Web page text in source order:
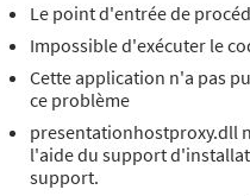
Le point d'entrée de
Impossible d'exécuter le
Cette application n'a pas
ce problème
presentationhostproxy.dll
l'aide du support
support.